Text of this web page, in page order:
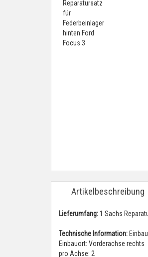
Artikelbeschreibung
Lieferumfang:1 Sachs
Technische Information:
Einbauort: Vorderachse rechts
pro Achse: 2